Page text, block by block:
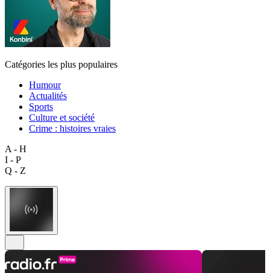
Catégories les plus populaires
Humour
Actualités
Sports
Culture et société
Crime : histoires vraies
A - H
I - P
Q - Z